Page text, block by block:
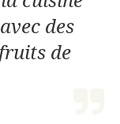
des
de